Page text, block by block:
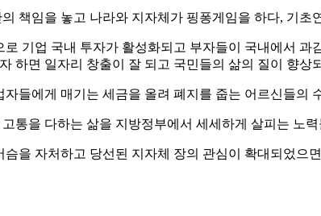
책임을 놓고 나라와 지자체가 핑퐁게임을 하다, 기
로 기업 국내 투자가 활성화되고 부자들이 국내에서
하면 일자리 창출이 잘 되고 국민들의 삶의 질이 향상
자들에게 매기는 세금을 올려 폐지를 줍는 어르신들
통을 다하는 삶을 지방정부에서 세세하게 살피는 노
슴을 자처하고 당선된 지자체 장의 관심이 확대되었으